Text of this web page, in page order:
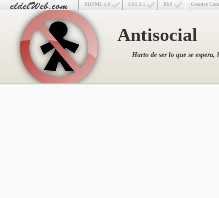
Creative
RSS
CSS 2.1
XHTML 1.0
Antisocial
Harto de ser lo que se